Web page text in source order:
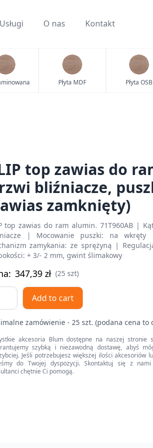
Usługi O nas Kontakt
Płyta MDF Płyta OSB
top zawias do
bliźniacze,
zamknięty)
top zawias do ram alumin. 71T960AB |
| Mocowanie puszki: na wkręty
zamykania: ze sprężyną |
+ 3/- 2 mm, gwint ślimakowy
347,39 zł (25 szt)
Add to cart
zamówienie - 25 szt. (podana cena
akcesoria Blum dostępne na naszej stronie
szybką i niezawodną dostawę, abyś
Jeśli potrzebujesz większej ilości akcesoriów
do Twojej dyspozycji. Skontaktuj się z
chętnie Ci pomogą.